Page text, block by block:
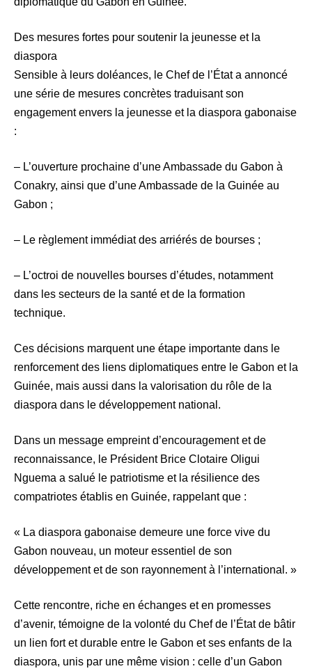
Des mesures fortes pour soutenir la jeunesse et la
diaspora
Sensible à leurs doléances, le Chef de l’État a annoncé
une série de mesures concrètes traduisant son
engagement envers la jeunesse et la diaspora gabonaise
:
– L’ouverture prochaine d’une Ambassade du Gabon à
Conakry, ainsi que d’une Ambassade de la Guinée au
Gabon ;
– Le règlement immédiat des arriérés de bourses ;
– L’octroi de nouvelles bourses d’études, notamment
dans les secteurs de la santé et de la formation
technique.
Ces décisions marquent une étape importante dans le
renforcement des liens diplomatiques entre le Gabon et la
Guinée, mais aussi dans la valorisation du rôle de la
diaspora dans le développement national.
Dans un message empreint d’encouragement et de
reconnaissance, le Président Brice Clotaire Oligui
Nguema a salué le patriotisme et la résilience des
compatriotes établis en Guinée, rappelant que :
« La diaspora gabonaise demeure une force vive du
Gabon nouveau, un moteur essentiel de son
développement et de son rayonnement à l’international. »
Cette rencontre, riche en échanges et en promesses
d’avenir, témoigne de la volonté du Chef de l’État de bâtir
un lien fort et durable entre le Gabon et ses enfants de la
diaspora, unis par une même vision : celle d’un Gabon